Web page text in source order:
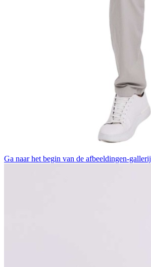
Ga naar het begin van de afbeeldingen-gallerij